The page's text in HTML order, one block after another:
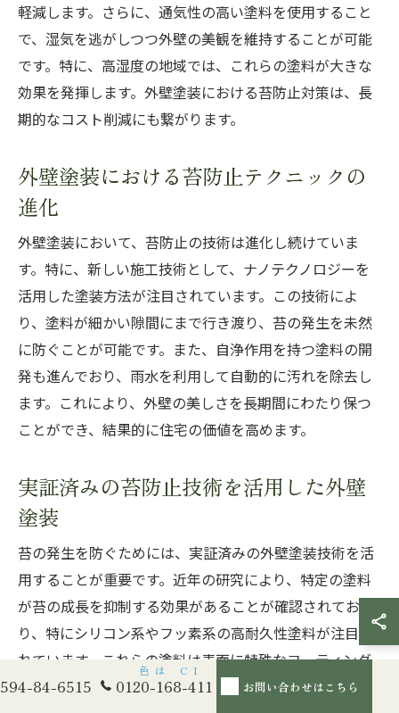
軽減します。さらに、通気性の高い塗料を使用すること
で、湿気を逃がしつつ外壁の美観を維持することが可能
です。特に、高湿度の地域では、これらの塗料が大きな
効果を発揮します。外壁塗装における苔防止対策は、長
期的なコスト削減にも繋がります。
外壁塗装における苔防止テクニックの
進化
外壁塗装において、苔防止の技術は進化し続けていま
す。特に、新しい施工技術として、ナノテクノロジーを
活用した塗装方法が注目されています。この技術によ
り、塗料が細かい隙間にまで行き渡り、苔の発生を未然
に防ぐことが可能です。また、自浄作用を持つ塗料の開
発も進んでおり、雨水を利用して自動的に汚れを除去し
ます。これにより、外壁の美しさを長期間にわたり保つ
ことができ、結果的に住宅の価値を高めます。
実証済みの苔防止技術を活用した外壁
塗装
苔の発生を防ぐためには、実証済みの外壁塗装技術を活
用することが重要です。近年の研究により、特定の塗料
が苔の成長を抑制する効果があることが確認されてお
り、特にシリコン系やフッ素系の高耐久性塗料が注目さ
れています。これらの塗料は表面に特殊なコーティング
を施すことで、湿度や雨水からの影響を最小限に抑え、
84-6515 0120-168-411 お問い合わせはこちら